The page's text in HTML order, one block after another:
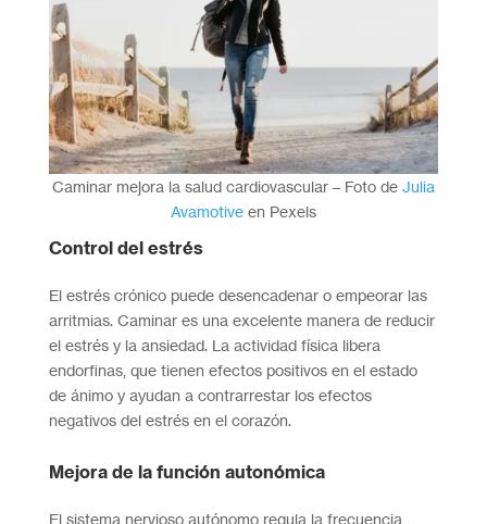
Caminar mejora la salud cardiovascular – Foto de Julia
Avamotiveen Pexels
Control del estrés
El estrés crónico puede desencadenar o empeorar las
arritmias. Caminar es una excelente manera de reducir
el estrés y la ansiedad. La actividad física libera
endorfinas, que tienen efectos positivos en el estado
de ánimo y ayudan a contrarrestar los efectos
negativos del estrés en el corazón.
Mejora de la función autonómica
El sistema nervioso autónomo regula la frecuencia